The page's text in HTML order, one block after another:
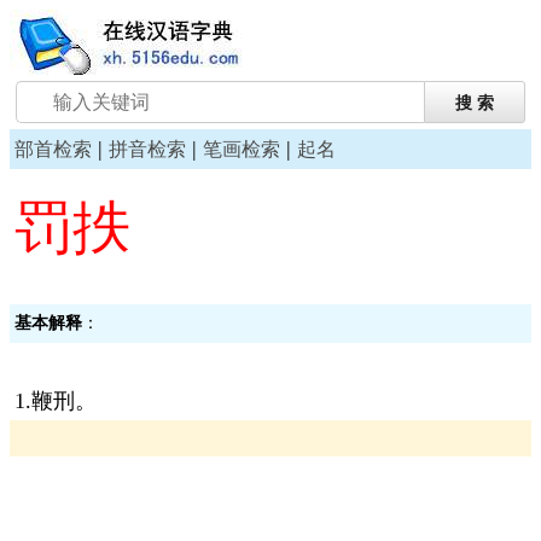
部首检索 | 拼音检索 | 笔画检索 | 起名
罚抶
基本解释 ：
1.鞭刑。